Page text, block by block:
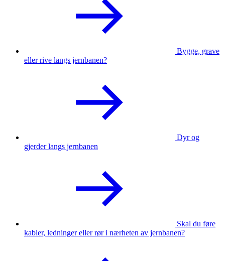
Bygge, grave
eller rive langs jernbanen?
Dyr og
gjerder langs jernbanen
Skal du føre
kabler, ledninger eller rør i nærheten av jernbanen?